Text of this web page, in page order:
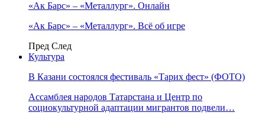
«Ак Барс» – «Металлург». Онлайн
«Ак Барс» – «Металлург». Всё об игре
Пред След
Культура
В Казани состоялся фестиваль «Тарих фест» (ФОТО)
Ассамблея народов Татарстана и Центр по
социокультурной адаптации мигрантов подвели…